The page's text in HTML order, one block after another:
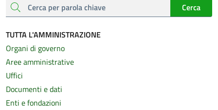
cerca
Cerca
TUTTA L'AMMINISTRAZIONE
Organi di governo
Aree amministrative
Uffici
Documenti e dati
Enti e fondazioni